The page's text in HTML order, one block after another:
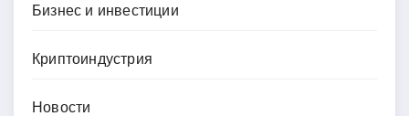
Бизнес и инвестиции
Криптоиндустрия
Новости